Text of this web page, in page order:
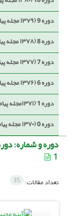
دوره 9 (۱۳۷۹ مجله پیام زن برای بانوان)
دوره 8 (۱۳۷۸ مجله پیام زن برای بانوان)
دوره 7 (۱۳۷۷ مجله پیام زن برای بانوان)
دوره 6 (۱۳۷۶ مجله پیام زن برای بانوان)
دوره 1 (۱۳۷۱مجله پیام زن برای بانوان)
دوره 0 (۱۳۷۰ مجله پیام زن برای بانوان)
دوره و شماره:
1
تعداد مقالات: 35